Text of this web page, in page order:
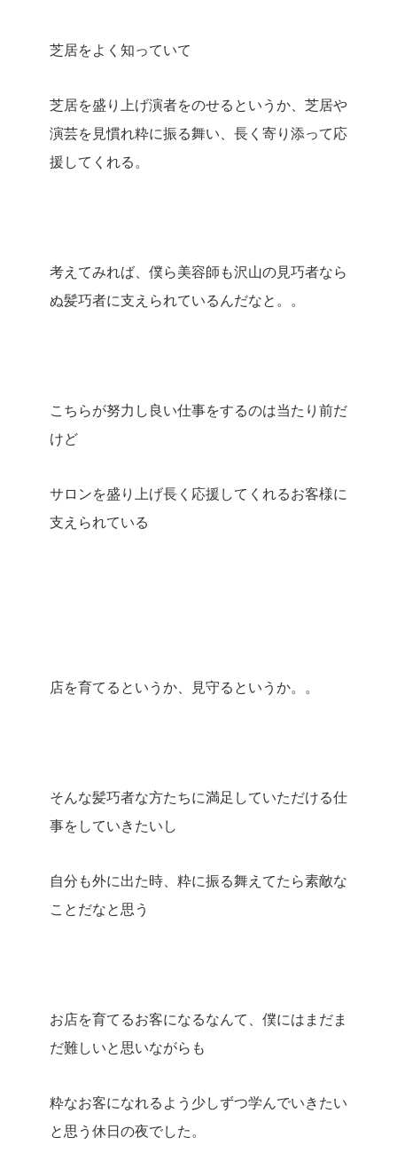
芝居をよく知っていて
芝居を盛り上げ演者をのせるというか、芝居や
演芸を見慣れ粋に振る舞い、長く寄り添って応
援してくれる。
考えてみれば、僕ら美容師も沢山の見巧者なら
ぬ髪巧者に支えられているんだなと。。
こちらが努力し良い仕事をするのは当たり前だ
けど
サロンを盛り上げ長く応援してくれるお客様に
支えられている
店を育てるというか、見守るというか。。
そんな髪巧者な方たちに満足していただける仕
事をしていきたいし
自分も外に出た時、粋に振る舞えてたら素敵な
ことだなと思う
お店を育てるお客になるなんて、僕にはまだま
だ難しいと思いながらも
粋なお客になれるよう少しずつ学んでいきたい
と思う休日の夜でした。